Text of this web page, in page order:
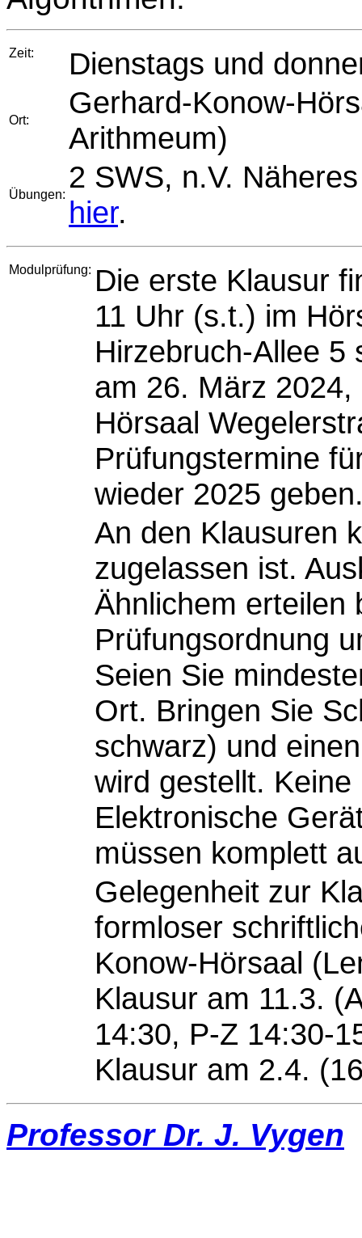
Zeit: Dienstags und
Ort:
Gerhard-Konow-
Arithmeum)
Übungen:
2 SWS, n.V.
hier.
Modulprüfung: Die erste Klausur
11 Uhr (s.t.) im
Hirzebruch-Allee 5
am 26. März
Hörsaal
Prüfungstermine
wieder 2025
An den Klausuren
zugelassen ist.
Ähnlichem erteilen
Prüfungsordnung
Seien Sie
Ort. Bringen Sie
schwarz) und
wird gestellt.
Elektronische
müssen komplett
Gelegenheit zur
formloser
Konow-Hörsaal
Klausur am 11.3.
14:30, P-Z 14:30-
Klausur am 2.4.
Professor Dr. J. Vygen